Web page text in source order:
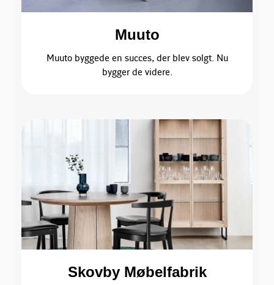
Muuto
Muuto byggede en succes, der blev solgt. Nu
bygger de videre.
Skovby Møbelfabrik